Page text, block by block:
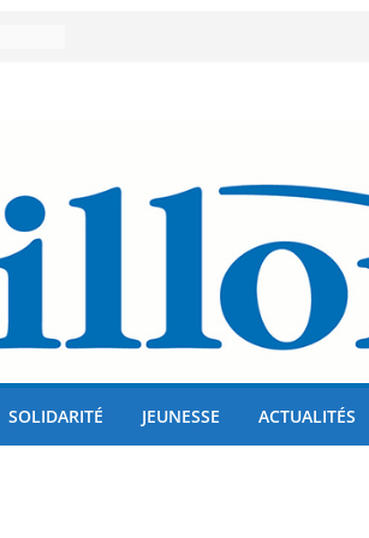
!
SOLIDARITÉ JEUNESSE ACTUALITÉS